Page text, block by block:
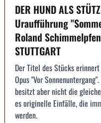
DER HUND ALS
Uraufführung
Roland
STUTTGART
Der Titel des Stücks
Opus "Vor
besitzt aber nicht die
es originelle Einfälle, die
werden.